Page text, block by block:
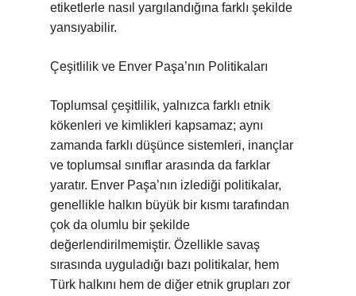
etiketlerle nasıl yargılandığına farklı şekilde
yansıyabilir.
Çeşitlilik ve Enver Paşa’nın Politikaları
Toplumsal çeşitlilik, yalnızca farklı etnik
kökenleri ve kimlikleri kapsamaz; aynı
zamanda farklı düşünce sistemleri, inançlar
ve toplumsal sınıflar arasında da farklar
yaratır. Enver Paşa’nın izlediği politikalar,
genellikle halkın büyük bir kısmı tarafından
çok da olumlu bir şekilde
değerlendirilmemiştir. Özellikle savaş
sırasında uyguladığı bazı politikalar, hem
Türk halkını hem de diğer etnik grupları zor